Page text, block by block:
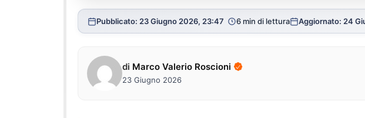
Pubblicato: 23 Giugno 2026, 23:47 6 min di lettura Aggiornato: 24
di Marco Valerio Roscioni
23 Giugno 2026